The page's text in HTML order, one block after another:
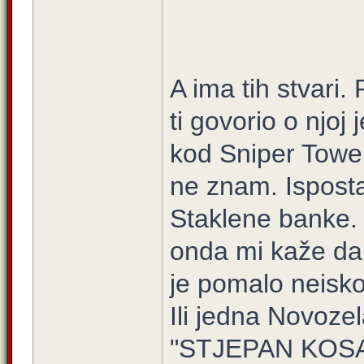
A ima tih stvari.
ti govorio o njoj
kod Sniper
ne znam.
Staklene
onda mi kaže
je pomalo
Ili jedna
"STJEPAN